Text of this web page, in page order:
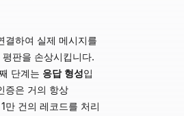
결하여 실제 메시지를
판을 손상시킵니다.
단계는 응답 형성입
증은 거의 항상
건의 레코드를 처리